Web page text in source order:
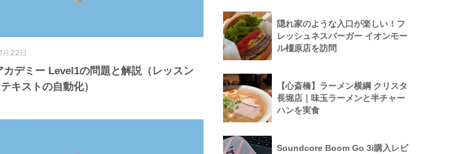
月22日
カデミー Level1の問題と解説（レッスン
キストの自動化）
隠れ家のような入口が楽しい！フ
レッシュネスバーガー イオンモー
ル橿原店を訪問
【心斎橋】ラーメン横綱 クリスタ
長堀店｜味玉ラーメンと半チャー
ハンを実食
Soundcore Boom Go 3i購入レビ